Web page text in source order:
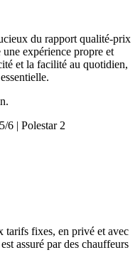
du rapport qualité-prix
expérience propre et
et la facilité au quotidien,
6 | Polestar 2
tarifs fixes, en privé et avec
assuré par des chauffeurs